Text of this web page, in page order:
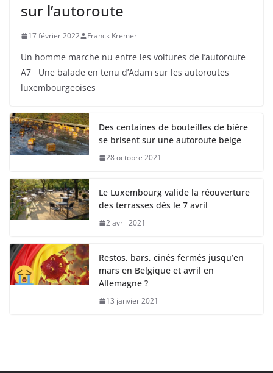
sur l’autoroute
17 février 2022 Franck Kremer
Un homme marche nu entre les voitures de l’autoroute
A7 Une balade en tenu d’Adam sur les autoroutes
luxembourgeoises
Des centaines de bouteilles de bière
se brisent sur une autoroute belge
28 octobre 2021
Le Luxembourg valide la réouverture
des terrasses dès le 7 avril
2 avril 2021
Restos, bars, cinés fermés jusqu’en
mars en Belgique et avril en
Allemagne ?
13 janvier 2021